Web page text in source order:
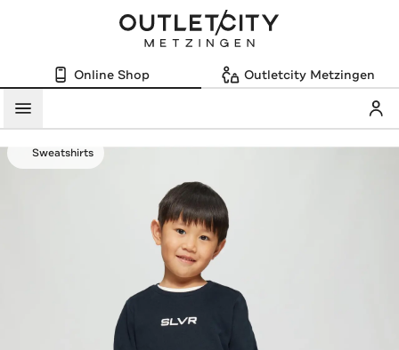
Online Shop Outletcity Metzingen
Menü
Sweatshirts